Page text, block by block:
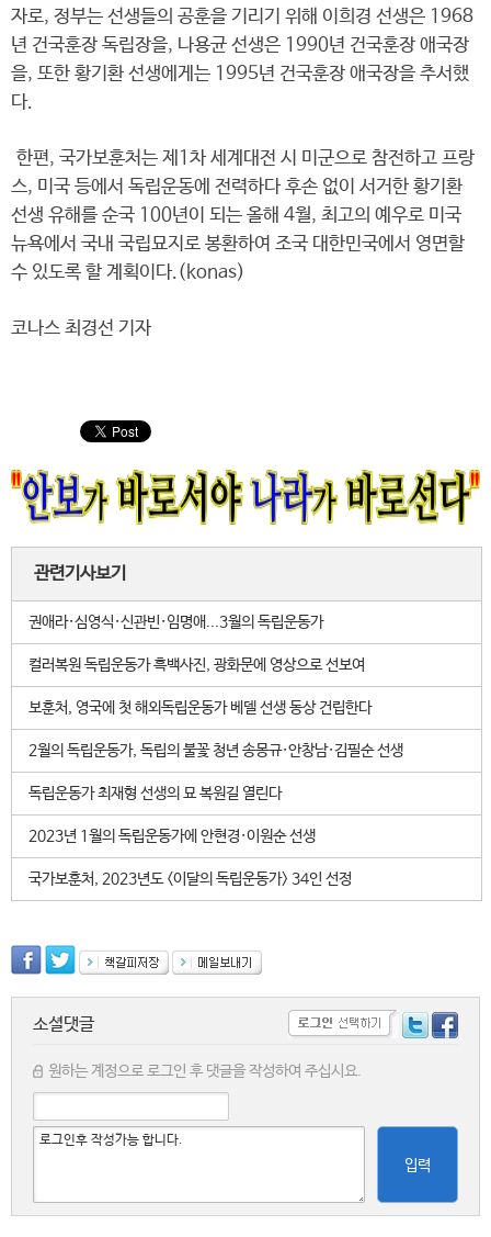
자로, 정부는 선생들의 공훈을 기리기 위해 이희경 선생은 1968
년 건국훈장 독립장을, 나용균 선생은 1990년 건국훈장 애국장
을, 또한 황기환 선생에게는 1995년 건국훈장 애국장을 추서했
다.
한편, 국가보훈처는 제1차 세계대전 시 미군으로 참전하고 프랑
스, 미국 등에서 독립운동에 전력하다 후손 없이 서거한 황기환
선생 유해를 순국 100년이 되는 올해 4월, 최고의 예우로 미국
뉴욕에서 국내 국립묘지로 봉환하여 조국 대한민국에서 영면할
수 있도록 할 계획이다.(konas)
코나스 최경선 기자
관련기사보기
권애라·심영식·신관빈·임명애...3월의 독립운동가
컬러복원 독립운동가 흑백사진, 광화문에 영상으로 선보여
보훈처, 영국에 첫 해외독립운동가 베델 선생 동상 건립한다
2월의 독립운동가, 독립의 불꽃 청년 송몽규·안창남·김필순 선생
독립운동가 최재형 선생의 묘 복원길 열린다
2023년 1월의 독립운동가에 안현경·이원순 선생
국가보훈처, 2023년도 <이달의 독립운동가> 34인 선정
소셜댓글
원하는 계정으로 로그인 후 댓글을 작성하여 주십시요.
입력